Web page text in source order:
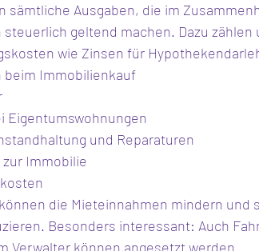
sämtliche Ausgaben, die im
geltend machen. Dazu zählen
wie Zinsen für
beim Immobilienkauf
Eigentumswohnungen
und Reparaturen
Immobilie
die Mieteinnahmen mindern und
Besonders interessant: Auch
Verwalter können angesetzt werden.